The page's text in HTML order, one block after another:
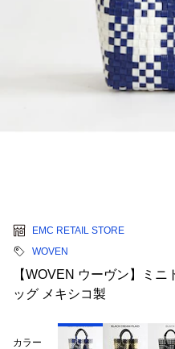
EMC RETAIL STORE
WOVEN
【WOVEN ウーヴン】ミ
ッグ メキシコ製
カラー